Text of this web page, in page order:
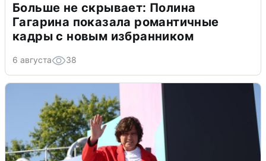
Больше не скрывает: Полина
Гагарина показала романтичные
кадры с новым избранником
6 августа 38